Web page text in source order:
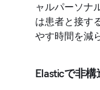
ャルパーソナ
は患者と接す
やす時間を減
Elasticで非